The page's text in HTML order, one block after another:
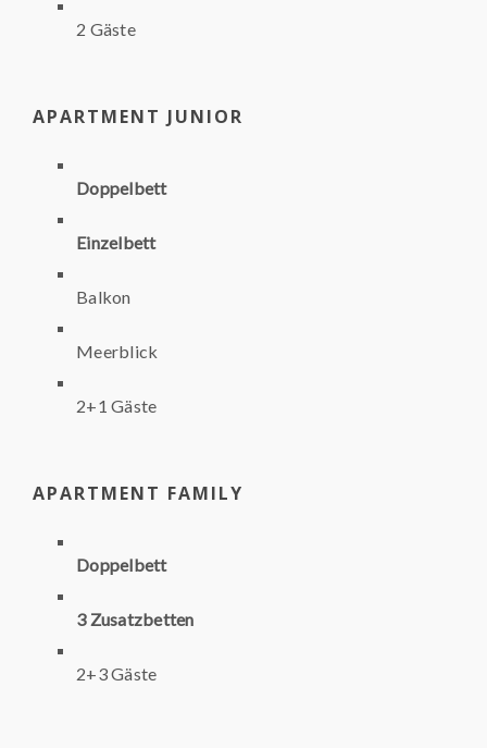
2 Gäste
APARTMENT JUNIOR
Doppelbett
Einzelbett
Balkon
Meerblick
2+1 Gäste
APARTMENT FAMILY
Doppelbett
3 Zusatzbetten
2+3 Gäste